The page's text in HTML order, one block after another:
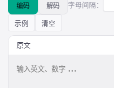
编码 解码 字母间隔：
示例 清空
原文